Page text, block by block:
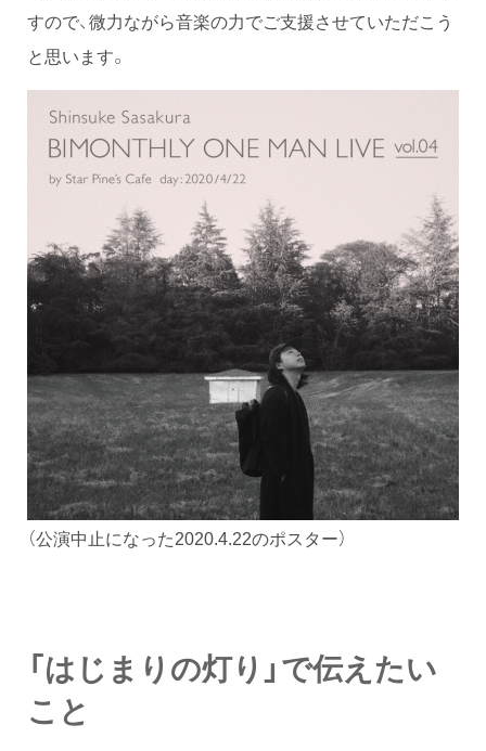
すので、微力ながら音楽の力でご支援させていただこう
と思います。
（公演中止になった2020.4.22のポスター）
「はじまりの灯り」で伝えたい
こと